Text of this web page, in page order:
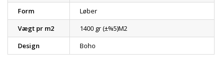
Form
Løber
Vægt pr m2
1400 gr (±%5)M2
Design
Boho